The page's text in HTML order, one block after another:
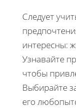
Следует
интересны:
Узнавайте
чтобы
Выбирайте
его